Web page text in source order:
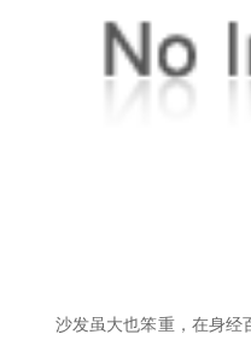
沙发虽大也笨重，在身经